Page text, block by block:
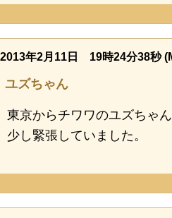
2013年2月11日 19時24分38秒
ユズちゃん
東京からチワワのユズちゃ
少し緊張していました。